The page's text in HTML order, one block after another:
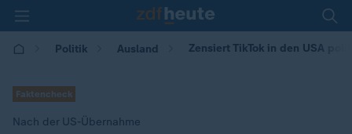
Politik Ausland Zensiert TikTok in den USA
Faktencheck
Nach der US-Übernahme